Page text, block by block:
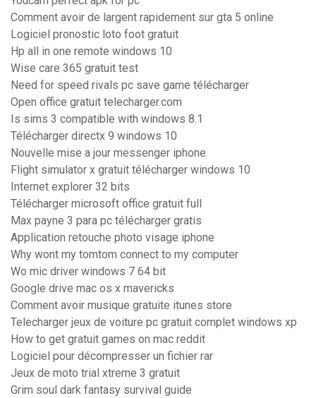
Comment avoir de largent rapidement sur gta 5 online
Logiciel pronostic loto foot gratuit
Hp all in one remote windows 10
Wise care 365 gratuit test
Need for speed rivals pc save game télécharger
Open office gratuit telecharger.com
Is sims 3 compatible with windows 8.1
Télécharger directx 9 windows 10
Nouvelle mise a jour messenger iphone
Flight simulator x gratuit télécharger windows 10
Internet explorer 32 bits
Télécharger microsoft office gratuit full
Max payne 3 para pc télécharger gratis
Application retouche photo visage iphone
Why wont my tomtom connect to my computer
Wo mic driver windows 7 64 bit
Google drive mac os x mavericks
Comment avoir musique gratuite itunes store
Telecharger jeux de voiture pc gratuit complet windows xp
How to get gratuit games on mac reddit
Logiciel pour décompresser un fichier rar
Jeux de moto trial xtreme 3 gratuit
Grim soul dark fantasy survival guide